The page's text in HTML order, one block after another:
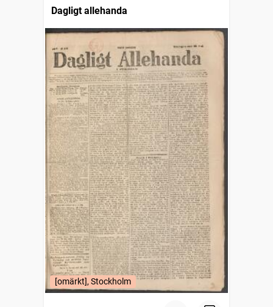
Dagligt allehanda
[omärkt], Stockholm